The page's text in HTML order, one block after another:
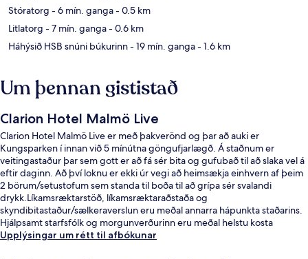
Stóratorg - 6 mín. ganga- 0.5 km
Litlatorg - 7 mín. ganga- 0.6 km
Háhýsið HSB snúni búkurinn- 19 mín. ganga- 1.6 km
Um þennan gististað
Clarion Hotel Malmö Live
Clarion Hotel Malmö Live er með þakverönd og þar að auki er
Kungsparken í innan við 5 mínútna göngufjarlægð. Á staðnum er
veitingastaður þar sem gott er að fá sér bita og gufubað til að slaka vel á
eftir daginn. Að því loknu er ekki úr vegi að heimsækja einhvern af þeim
2 börum/setustofum sem standa til boða til að grípa sér svalandi
drykk.Líkamsræktarstöð, líkamsræktaraðstaða og
skyndibitastaður/sælkeraverslun eru meðal annarra hápunkta staðarins.
Hjálpsamt starfsfólk og morgunverðurinn eru meðal helstu kosta
gististaðarins að mati ferðamanna sem hafa heimsótt hann.
Upplýsingar um rétt til afbókunar